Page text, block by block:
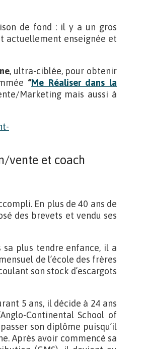
de fond : il y a un gros
actuellement enseignée et
, ultra-ciblée, pour obtenir
“Me Réaliser dans la
Marketing mais aussi à
vente et coach
En plus de 40 ans de
des brevets et vendu ses
plus tendre enfance, il a
de l’école des frères
son stock d’escargots
5 ans, il décide à 24 ans
Continental School of
son diplôme puisqu’il
Après avoir commencé sa